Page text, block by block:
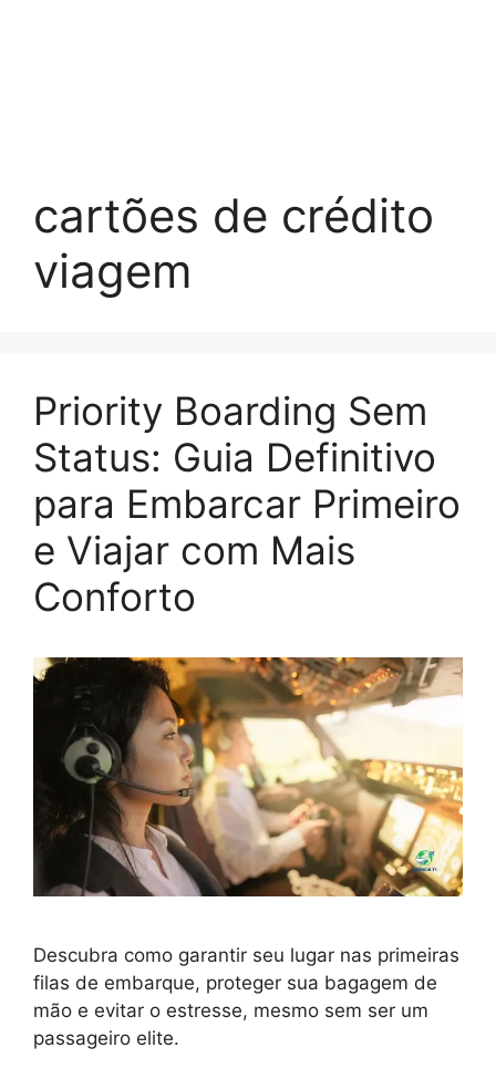
cartões de crédito
viagem
Priority Boarding Sem
Status: Guia Definitivo
para Embarcar Primeiro
e Viajar com Mais
Conforto
Descubra como garantir seu lugar nas primeiras
filas de embarque, proteger sua bagagem de
mão e evitar o estresse, mesmo sem ser um
passageiro elite.